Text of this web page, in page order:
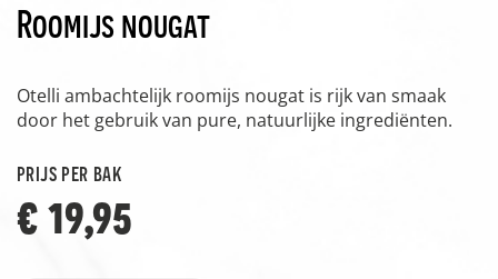
Roomijs nougat
Otelli ambachtelijk roomijs nougat is rijk van smaak
door het gebruik van pure, natuurlijke ingrediënten.
prijs per bak
€ 19,95